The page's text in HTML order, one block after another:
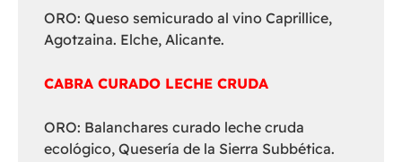
ORO: Queso semicurado al vino Caprillice,
Agotzaina. Elche, Alicante.
CABRA CURADO LECHE CRUDA
ORO: Balanchares curado leche cruda
ecológico, Quesería de la Sierra Subbética.